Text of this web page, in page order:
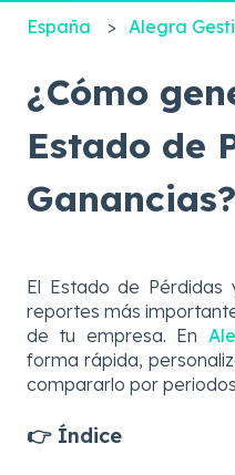
España Alegra
¿Cómo
Estado de
Ganancias?
El Estado de Pérdidas
reportes más
de tu empresa. En
forma rápida,
compararlo por
👉 Índice